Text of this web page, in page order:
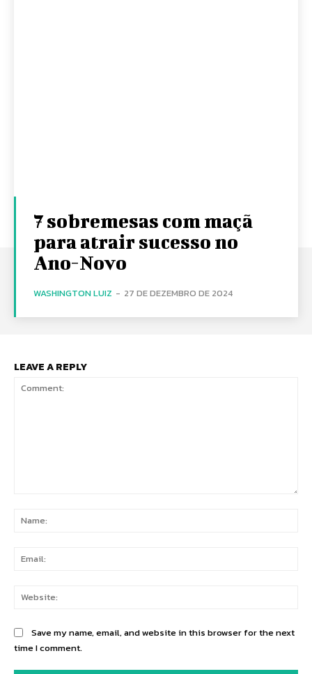
7 sobremesas com maçã
para atrair sucesso no
Ano-Novo
WASHINGTON LUIZ - 27 DE DEZEMBRO DE 2024
LEAVE A REPLY
Save my name, email, and website in this browser for the next
time I comment.